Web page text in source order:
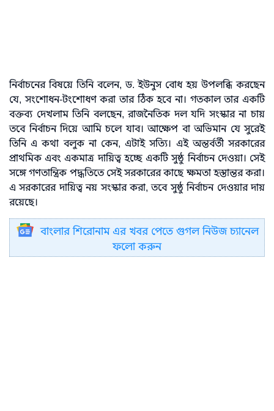
নির্বাচনের বিষয়ে তিনি বলেন, ড. ইউনুস বোধ হয় উপলব্ধি করছেন
যে, সংশোধন-টংশোধণ করা তার ঠিক হবে না। গতকাল তার একটি
বক্তব্য দেখলাম তিনি বলছেন, রাজনৈতিক দল যদি সংস্কার না চায়
তবে নির্বাচন দিয়ে আমি চলে যাব। আক্ষেপ বা অভিমান যে সুরেই
তিনি এ কথা বলুক না কেন, এটাই সত্যি। এই অন্তর্বর্তী সরকারের
প্রাথমিক এবং একমাত্র দায়িত্ব হচ্ছে একটি সুষ্ঠু নির্বাচন দেওয়া। সেই
সঙ্গে গণতান্ত্রিক পদ্ধতিতে সেই সরকারের কাছে ক্ষমতা হস্তান্তর করা।
এ সরকারের দায়িত্ব নয় সংস্কার করা, তবে সুষ্ঠু নির্বাচন দেওয়ার দায়
রয়েছে।
বাংলার শিরোনাম এর খবর পেতে গুগল নিউজ চ্যানেল
ফলো করুন